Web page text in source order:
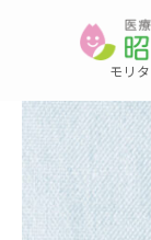
モリ